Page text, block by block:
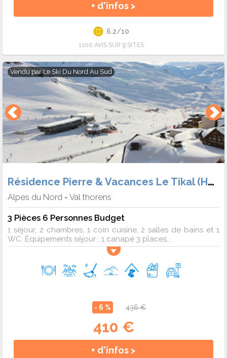
+ d'infos >
6.2/10
1100 AVIS SUR 9 SITES
Vendu par Le Ski Du Nord Au Sud
Résidence Pierre & Vacances Le Tikal (Héb. + Forf.)
Alpes du Nord - Val thorens
3 Pièces 6 Personnes Budget
1 séjour, 2 chambres, 1 coin cuisine, 2 salles de bains et 1
WC. Équipements séjour : 1 canapé 3 places...
- 6 % 436 €
410 €
+ d'infos >